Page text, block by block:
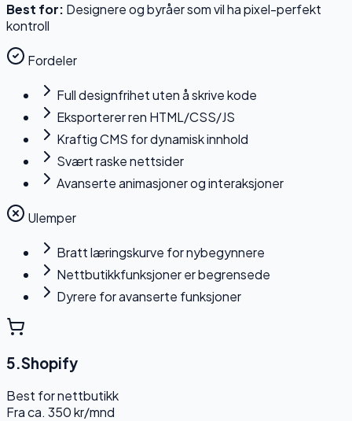
Best for: Designere og byråer som vil ha pixel-perfekt
kontroll
Fordeler
Full designfrihet uten å skrive kode
Eksporterer ren HTML/CSS/JS
Kraftig CMS for dynamisk innhold
Svært raske nettsider
Avanserte animasjoner og interaksjoner
Ulemper
Bratt læringskurve for nybegynnere
Nettbutikkfunksjoner er begrensede
Dyrere for avanserte funksjoner
5.Shopify
Best for nettbutikk
Fra ca. 350 kr/mnd